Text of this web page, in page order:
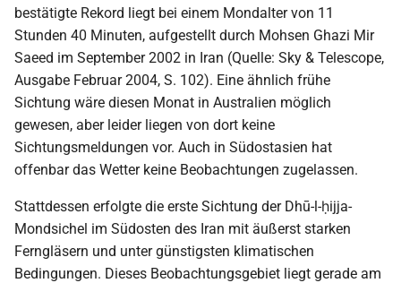
bestätigte Rekord liegt bei einem Mondalter von 11
Stunden 40 Minuten, aufgestellt durch Mohsen Ghazi Mir
Saeed im September 2002 in Iran (Quelle: Sky & Telescope,
Ausgabe Februar 2004, S. 102). Eine ähnlich frühe
Sichtung wäre diesen Monat in Australien möglich
gewesen, aber leider liegen von dort keine
Sichtungsmeldungen vor. Auch in Südostasien hat
offenbar das Wetter keine Beobachtungen zugelassen.
Stattdessen erfolgte die erste Sichtung der Dhū-l-ḥijja-
Mondsichel im Südosten des Iran mit äußerst starken
Ferngläsern und unter günstigsten klimatischen
Bedingungen. Dieses Beobachtungsgebiet liegt gerade am